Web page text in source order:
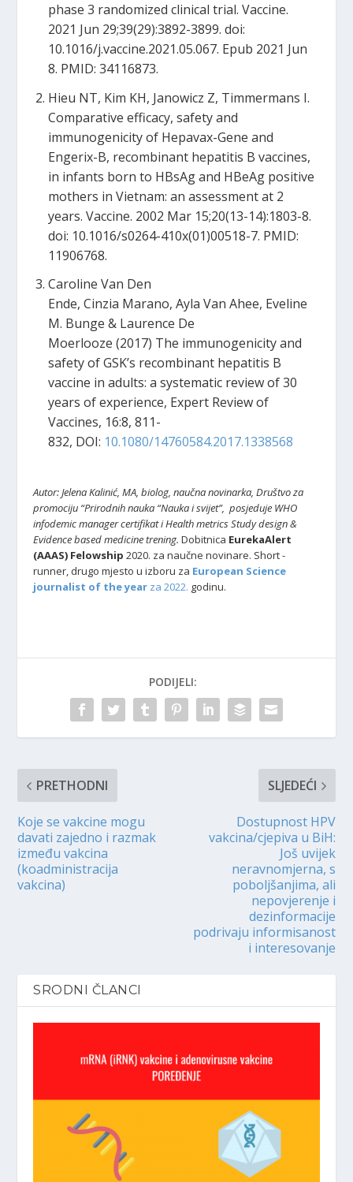
phase 3 randomized clinical trial. Vaccine.
2021 Jun 29;39(29):3892-3899. doi:
10.1016/j.vaccine.2021.05.067. Epub 2021 Jun
8. PMID: 34116873.
Hieu NT, Kim KH, Janowicz Z, Timmermans I.
Comparative efficacy, safety and
immunogenicity of Hepavax-Gene and
Engerix-B, recombinant hepatitis B vaccines,
in infants born to HBsAg and HBeAg positive
mothers in Vietnam: an assessment at 2
years. Vaccine. 2002 Mar 15;20(13-14):1803-8.
doi: 10.1016/s0264-410x(01)00518-7. PMID:
11906768.
Caroline Van Den
Ende, Cinzia Marano, Ayla Van Ahee, Eveline
M. Bunge & Laurence De
Moerlooze (2017) The immunogenicity and
safety of GSK’s recombinant hepatitis B
vaccine in adults: a systematic review of 30
years of experience, Expert Review of
Vaccines, 16:8, 811-
832, DOI: 10.1080/14760584.2017.1338568
Autor: Jelena Kalinić, MA, biolog, naučna novinarka, Društvo za
promociju “Prirodnih nauka “Nauka i svijet”, posjeduje WHO
infodemic manager certifikat i Health metrics Study design &
Evidence based medicine trening. Dobitnica EurekaAlert
(AAAS) Felowship 2020. za naučne novinare. Short -
runner, drugo mjesto u izboru za European Science
journalist of the year za 2022. godinu.
PODIJELI:
PRETHODNI
Koje se vakcine mogu
davati zajedno i razmak
između vakcina
(koadministracija
vakcina)
SLJEDEĆI
Dostupnost HPV
vakcina/cjepiva u BiH:
Još uvijek
neravnomjerna, s
poboljšanjima, ali
nepovjerenje i
dezinformacije
podrivaju informisanost
i interesovanje
SRODNI ČLANCI